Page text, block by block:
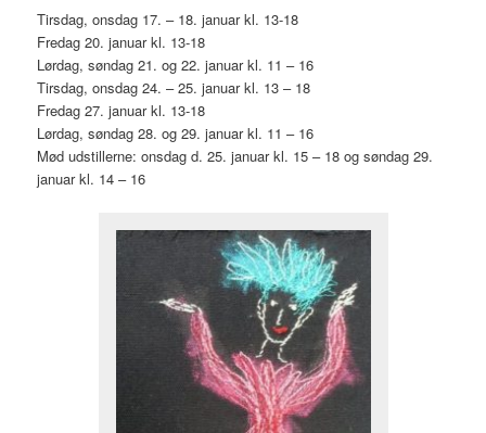
Tirsdag, onsdag 17. – 18. januar kl. 13-18
Fredag 20. januar kl. 13-18
Lørdag, søndag 21. og 22. januar kl. 11 – 16
Tirsdag, onsdag 24. – 25. januar kl. 13 – 18
Fredag 27. januar kl. 13-18
Lørdag, søndag 28. og 29. januar kl. 11 – 16
Mød udstillerne: onsdag d. 25. januar kl. 15 – 18 og søndag 29.
januar kl. 14 – 16